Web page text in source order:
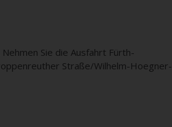
Sie die Ausfahrt Fürth-
Straße/Wilhelm-Hoegner-